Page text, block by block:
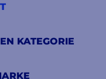
KATEGORIE